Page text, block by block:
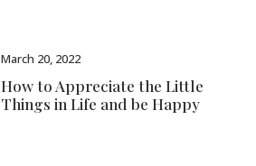
March 20, 2022
How to Appreciate the Little
Things in Life and be Happy